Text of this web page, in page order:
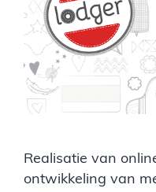
Realisatie van
ontwikkeling van